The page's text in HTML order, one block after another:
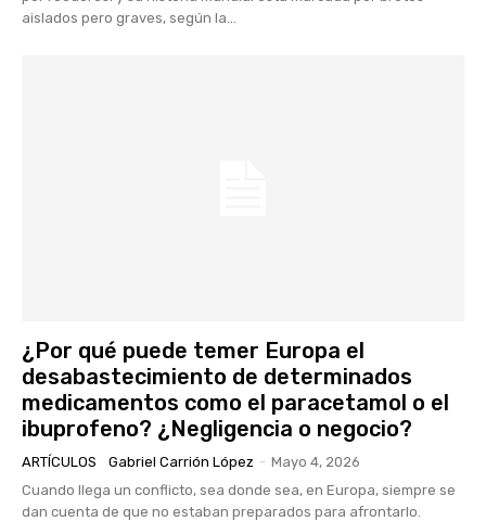
aislados pero graves, según la...
¿Por qué puede temer Europa el
desabastecimiento de determinados
medicamentos como el paracetamol o el
ibuprofeno? ¿Negligencia o negocio?
ARTÍCULOS Gabriel Carrión López - Mayo 4, 2026
Cuando llega un conflicto, sea donde sea, en Europa, siempre se
dan cuenta de que no estaban preparados para afrontarlo.